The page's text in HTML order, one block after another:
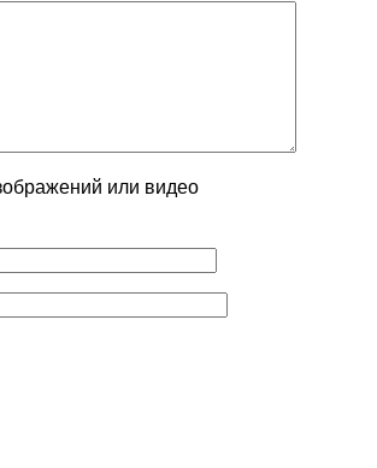
или видео